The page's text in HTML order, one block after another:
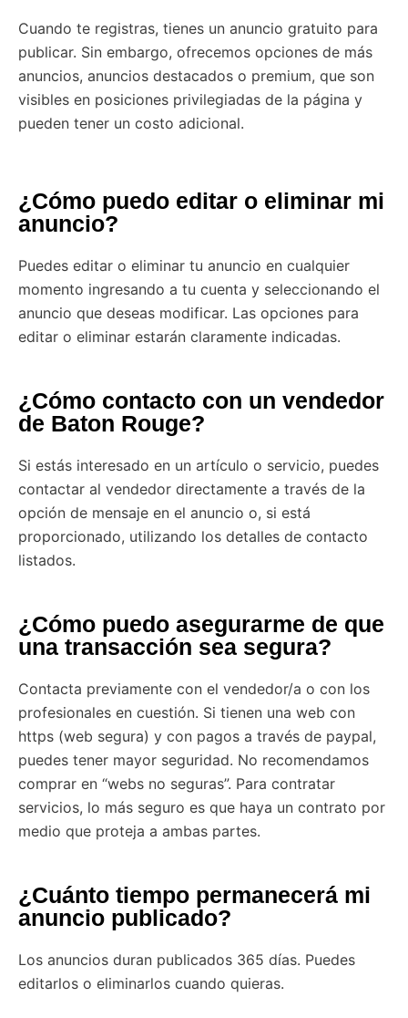
Cuando te registras, tienes un anuncio gratuito para
publicar. Sin embargo, ofrecemos opciones de más
anuncios, anuncios destacados o premium, que son
visibles en posiciones privilegiadas de la página y
pueden tener un costo adicional.
¿Cómo puedo editar o eliminar mi
anuncio?
Puedes editar o eliminar tu anuncio en cualquier
momento ingresando a tu cuenta y seleccionando el
anuncio que deseas modificar. Las opciones para
editar o eliminar estarán claramente indicadas.
¿Cómo contacto con un vendedor
de Baton Rouge?
Si estás interesado en un artículo o servicio, puedes
contactar al vendedor directamente a través de la
opción de mensaje en el anuncio o, si está
proporcionado, utilizando los detalles de contacto
listados.
¿Cómo puedo asegurarme de que
una transacción sea segura?
Contacta previamente con el vendedor/a o con los
profesionales en cuestión. Si tienen una web con
https (web segura) y con pagos a través de paypal,
puedes tener mayor seguridad. No recomendamos
comprar en “webs no seguras”. Para contratar
servicios, lo más seguro es que haya un contrato por
medio que proteja a ambas partes.
¿Cuánto tiempo permanecerá mi
anuncio publicado?
Los anuncios duran publicados 365 días. Puedes
editarlos o eliminarlos cuando quieras.